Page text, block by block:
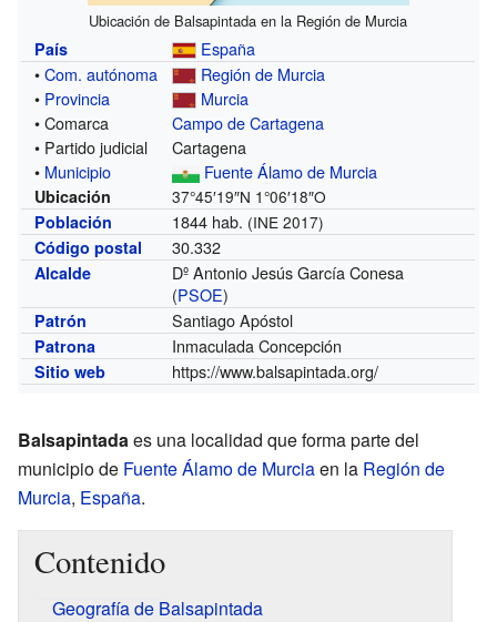
Ubicación de Balsapintada en la Región de Murcia
País
España
•Com. autónoma
Región de Murcia
• Provincia
Murcia
• Comarca
Campo de Cartagena
• Partido judicial
Cartagena
• Municipio Fuente Álamo de Murcia
Ubicación 37°45′19″N 1°06′18″O
Población
1844 hab. (INE 2017)
Código postal
30.332
Alcalde
Dº Antonio Jesús García Conesa
(PSOE)
Patrón Santiago Apóstol
Patrona Inmaculada Concepción
Sitio web https://www.balsapintada.org/
Balsapintadaes una localidad que forma parte del
municipio de Fuente Álamo de Murciaen la Región de
Murcia, España.
Contenido
Geografía de Balsapintada